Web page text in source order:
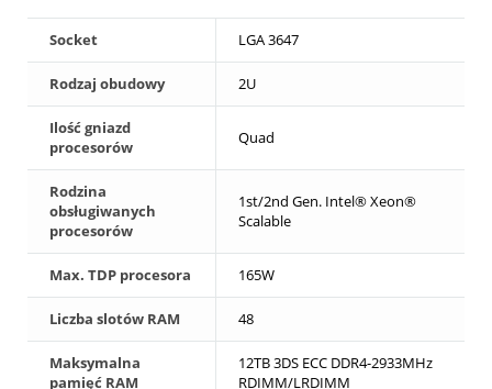
Socket LGA 3647
Rodzaj obudowy 2U
Ilość gniazd
procesorów
Quad
Rodzina
obsługiwanych
procesorów
1st/2nd Gen. Intel® Xeon®
Scalable
Max. TDP procesora 165W
Liczba slotów RAM 48
Maksymalna
pamięć RAM
12TB 3DS ECC DDR4-2933MHz
RDIMM/LRDIMM